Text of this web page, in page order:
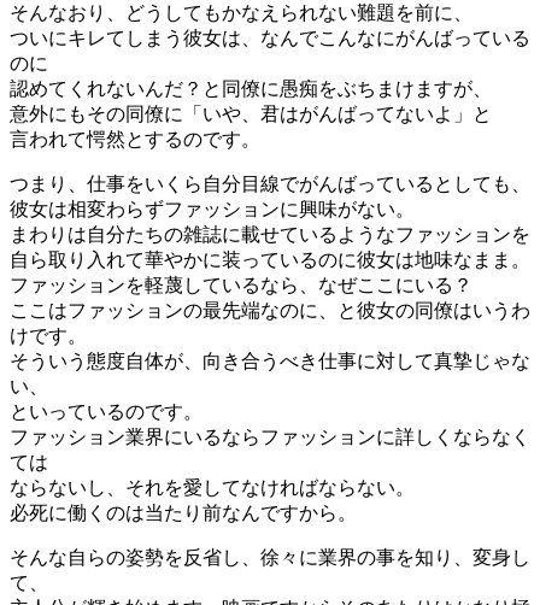
そんなおり、どうしてもかなえられない難題を前に、
ついにキレてしまう彼女は、なんでこんなにがんばっている
のに
認めてくれないんだ？と同僚に愚痴をぶちまけますが、
意外にもその同僚に「いや、君はがんばってないよ」と
言われて愕然とするのです。
つまり、仕事をいくら自分目線でがんばっているとしても、
彼女は相変わらずファッションに興味がない。
まわりは自分たちの雑誌に載せているようなファッションを
自ら取り入れて華やかに装っているのに彼女は地味なまま。
ファッションを軽蔑しているなら、なぜここにいる？
ここはファッションの最先端なのに、と彼女の同僚はいうわ
けです。
そういう態度自体が、向き合うべき仕事に対して真摯じゃな
い、
といっているのです。
ファッション業界にいるならファッションに詳しくならなく
ては
ならないし、それを愛してなければならない。
必死に働くのは当たり前なんですから。
そんな自らの姿勢を反省し、徐々に業界の事を知り、変身し
て、